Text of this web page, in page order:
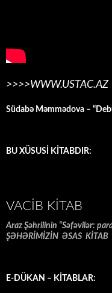
>>>>WWW.USTAC.AZ
Südabə Məmmədova –
BU XÜSUSİ KİTABDIR:
VACIB KITAB
Araz Şəhrilinin “Səfəvilər:
ŞƏHƏRİMİZİN ƏSAS KİTAB
E-DÜKAN – KİTABLAR: